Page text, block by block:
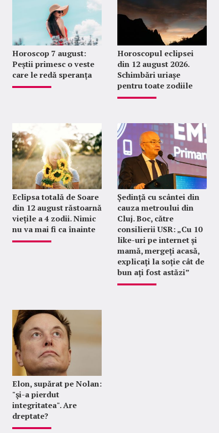
Horoscop 7 august:
Peștii primesc o veste
care le redă speranța
Horoscopul eclipsei
din 12 august 2026.
Schimbări uriașe
pentru toate zodiile
Eclipsa totală de Soare
din 12 august răstoarnă
viețile a 4 zodii. Nimic
nu va mai fi ca înainte
Ședință cu scântei din
cauza metroului din
Cluj. Boc, către
consilierii USR: „Cu 10
like-uri pe internet și
mamă, mergeți acasă,
explicați la soție cât de
bun ați fost astăzi”
Elon, supărat pe Nolan:
"şi-a pierdut
integritatea". Are
dreptate?